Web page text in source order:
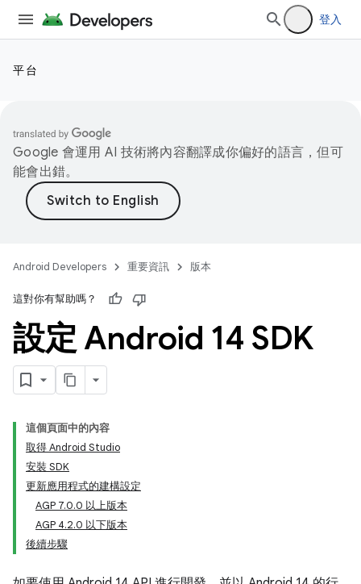
登入
平台
Google 會運用 AI 技術將內容翻譯成你偏好的語言，但可
能會出錯。
Android Developers 重要資訊 版本
這對你有幫助嗎？
設定 Android 14 SDK
這個頁面中的內容
取得 Android Studio
安裝 SDK
更新應用程式的建構設定
AGP 7.0.0 以上版本
AGP 4.2.0 以下版本
後續步驟